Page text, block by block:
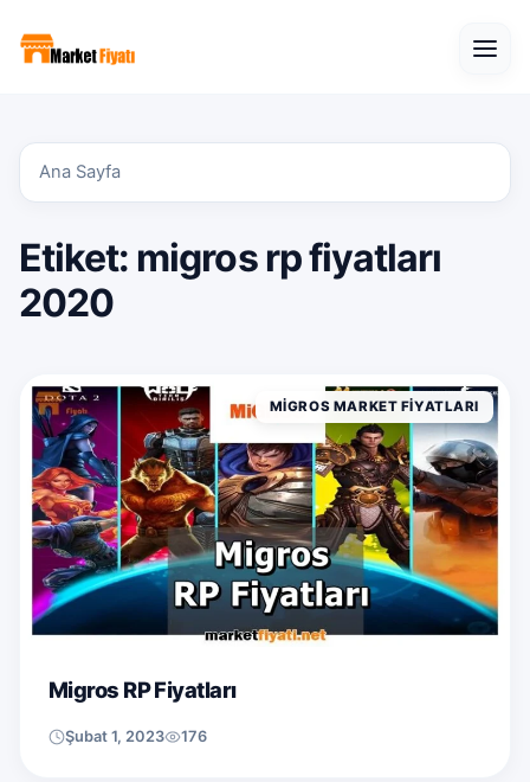
Ana Sayfa
Etiket: migros rp fiyatları
2020
MIGROS MARKET FIYATLARI
Migros RP Fiyatları
Şubat 1, 2023 176